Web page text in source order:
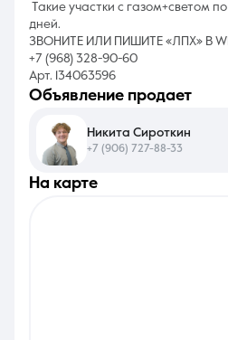
Такие участки с газом+светом
дней.
ЗВОНИТЕ ИЛИ ПИШИТЕ «ЛПХ» В
+7 (968) 328-90-60
Арт. 134063596
на карте
объявление продает
Никита Сироткин
+7 (906) 727-88-33